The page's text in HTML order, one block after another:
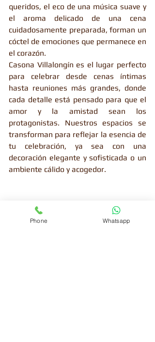
queridos, el eco de una música suave y
el aroma delicado de una cena
cuidadosamente preparada, forman un
cóctel de emociones que permanece en
el corazón.
Casona Villalongín es el lugar perfecto
para celebrar desde cenas íntimas
hasta reuniones más grandes, donde
cada detalle está pensado para que el
amor y la amistad sean los
protagonistas. Nuestros espacios se
transforman para reflejar la esencia de
tu celebración, ya sea con una
decoración elegante y sofisticada o un
ambiente cálido y acogedor.
Phone Whatsapp